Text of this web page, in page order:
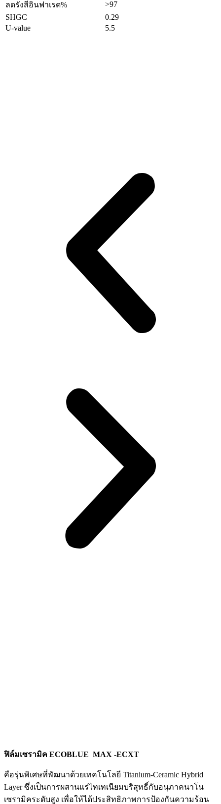
ลดรังสีอินฟาเรด%
>97
SHGC
0.29
U-value
5.5
ฟิล์มเซรามิค ECOBLUE MAX -ECXT
คือรุ่นพิเศษที่พัฒนาด้วยเทคโนโลยี Titanium-Ceramic Hybrid
Layer ซึ่งเป็นการผสานแร่ไทเทเนียมบริสุทธิ์กับอนุภาคนาโน
เซรามิคระดับสูง เพื่อให้ได้ประสิทธิภาพการป้องกันความร้อน